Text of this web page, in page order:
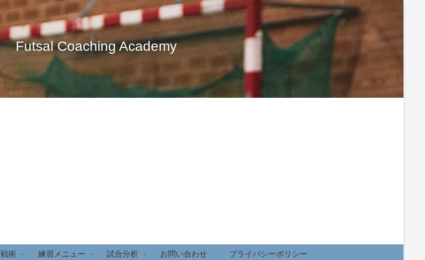
Futsal Coaching Academy
戦術 練習メニュー 試合分析 お問い合わせ プライバシーポリシー